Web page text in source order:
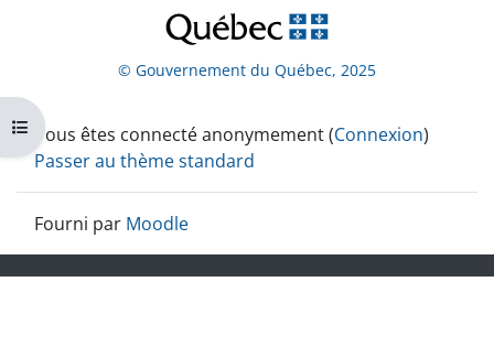
Ouvrir l’index du cours
© Gouvernement du Québec, 2025
Vous êtes connecté anonymement (Connexion)
Passer au thème standard
Fourni par Moodle